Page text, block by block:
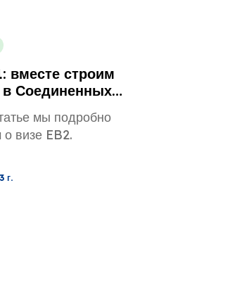
вместе строим
Соединенных
мы подробно
визе EB2.
г.